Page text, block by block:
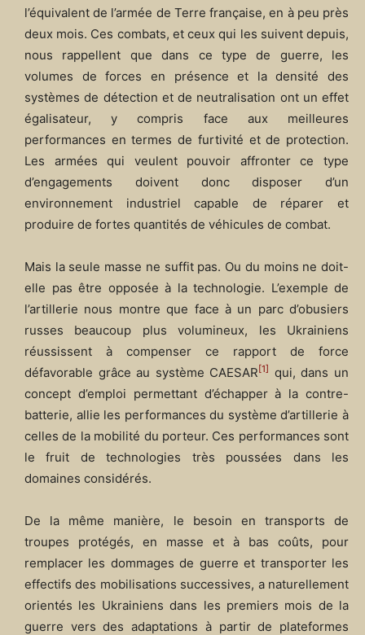
l’équivalent de l’armée de Terre française, en à peu près
deux mois. Ces combats, et ceux qui les suivent depuis,
nous rappellent que dans ce type de guerre, les
volumes de forces en présence et la densité des
systèmes de détection et de neutralisation ont un effet
égalisateur, y compris face aux meilleures
performances en termes de furtivité et de protection.
Les armées qui veulent pouvoir affronter ce type
d’engagements doivent donc disposer d’un
environnement industriel capable de réparer et
produire de fortes quantités de véhicules de combat.
Mais la seule masse ne suffit pas. Ou du moins ne doit-
elle pas être opposée à la technologie. L’exemple de
l’artillerie nous montre que face à un parc d’obusiers
russes beaucoup plus volumineux, les Ukrainiens
réussissent à compenser ce rapport de force
défavorable grâce au système CAESAR [1]
qui, dans un
concept d’emploi permettant d’échapper à la contre-
batterie, allie les performances du système d’artillerie à
celles de la mobilité du porteur. Ces performances sont
le fruit de technologies très poussées dans les
domaines considérés.
De la même manière, le besoin en transports de
troupes protégés, en masse et à bas coûts, pour
remplacer les dommages de guerre et transporter les
effectifs des mobilisations successives, a naturellement
orientés les Ukrainiens dans les premiers mois de la
guerre vers des adaptations à partir de plateformes